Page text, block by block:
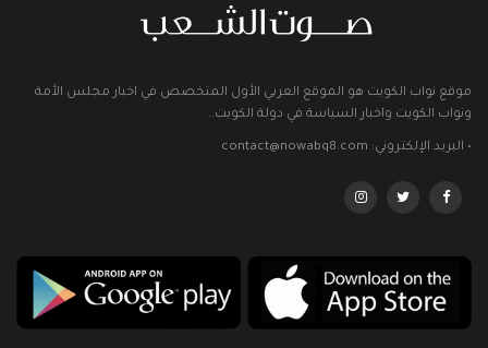
موقع نواب الكويت هو الموقع العربي الأول المتخصص في اخبار مجلس الأمة
ونواب الكويت واخبار السياسة في دولة الكويت..
• البريد الإلكتروني: contact@nowabq8.com